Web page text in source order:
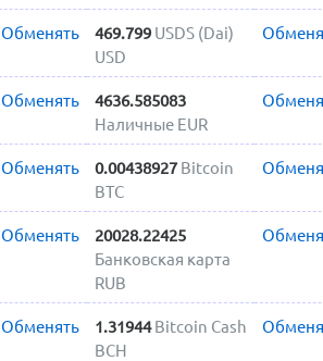
Обменять 469.799 USDS (Dai)
USD
Обменять
4636.585083
Наличные EUR
Обменять 0.00438927 Bitcoin
BTC
Обменять
20028.22425
Банковская карта
RUB
Обменять 1.31944 Bitcoin Cash
BCH